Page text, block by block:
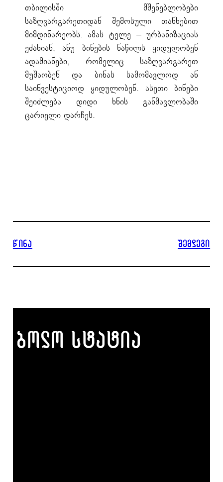
თბილისში მშენებლობები
საზღვარგარეთიდან შემოსული თანხებით
მიმდინარეობს. ამას ტელე – ურბანიზაციას
ეძახიან, ანუ ბინების ნაწილს ყიდულობენ
ადამიანები, რომელიც საზღვარგარეთ
მუშაობენ და ბინას სამომავლოდ ან
საინვესტიციოდ ყიდულობენ. ასეთი ბინები
შეიძლება დიდი ხნის განმავლობაში
ცარიელი დარჩეს.
წინა შემდეგი
ბოლო სტატია